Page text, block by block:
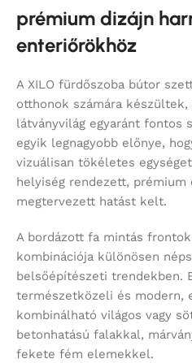
prémium dizájn
enteriőrökhöz
A XILO fürdőszoba bútor
otthonok számára
látványvilág egyaránt fontos
egyik legnagyobb előnye,
vizuálisan tökéletes
helyiség rendezett, prémium
megtervezett hatást kelt.
A bordázott fa mintás
kombinációja különösen
belsőépítészeti trendekben.
természetközeli és modern,
kombinálható világos vagy
betonhatású falakkal,
fekete fém elemekkel.